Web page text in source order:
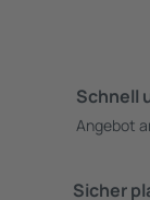
Schnell
Angebot
Sicher